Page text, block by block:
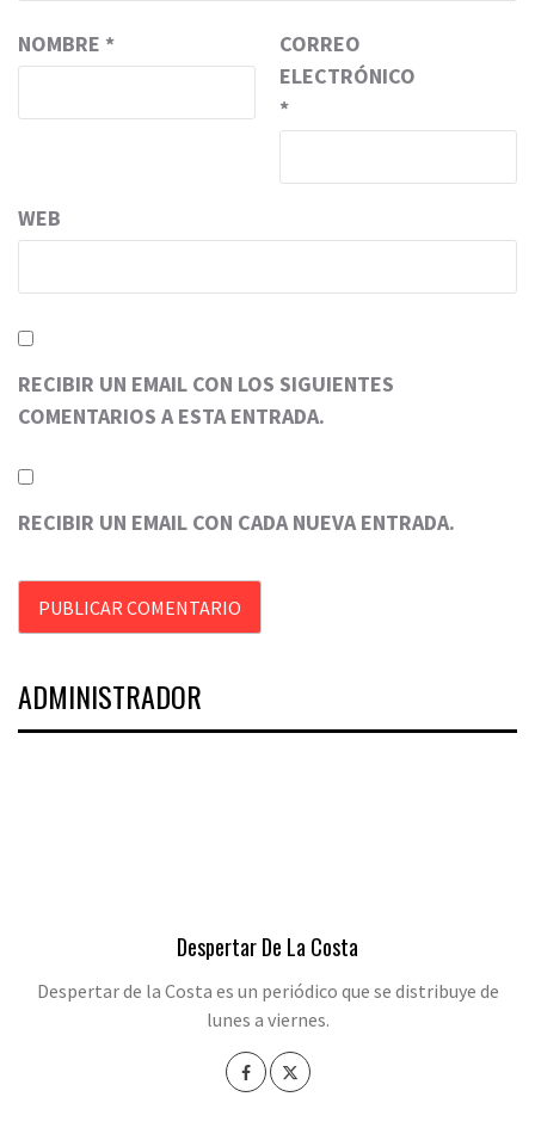
NOMBRE *
CORREO
ELECTRÓNICO
*
WEB
RECIBIR UN EMAIL CON LOS SIGUIENTES
COMENTARIOS A ESTA ENTRADA.
RECIBIR UN EMAIL CON CADA NUEVA ENTRADA.
ADMINISTRADOR
Despertar De La Costa
Despertar de la Costa es un periódico que se distribuye de
lunes a viernes.